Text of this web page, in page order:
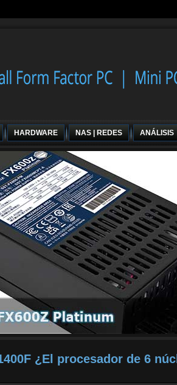
HARDWARE NAS | REDES ANÁLISIS
¿El procesador de 6